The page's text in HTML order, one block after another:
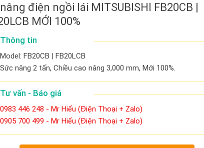
điện ngồi lái MITSUBISHI FB20CB |
MỚI 100%
Thông tin
Model: FB20CB | FB20LCB
Sức nâng 2 tấn, Chiều cao nâng 3,000 mm, Mới 100%.
Tư vấn - Báo giá
0983 446 248 - Mr Hiếu (Điện Thoại + Zalo)
0905 700 499 - Mr Hiếu (Điện Thoại + Zalo)